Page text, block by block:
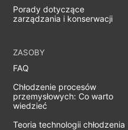
Porady dotyczące
zarządzania i konserwacji
ZASOBY
FAQ
Chłodzenie procesów
przemysłowych: Co warto
wiedzieć
Teoria technologii chłodzenia